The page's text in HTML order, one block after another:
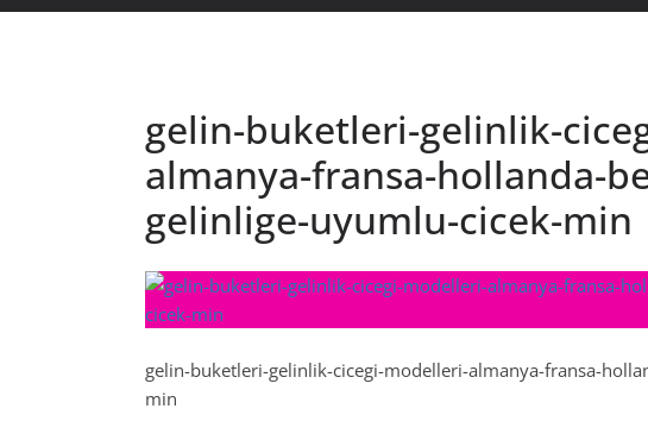
gelin-buketleri-gelinlik-
almanya-fransa-hollanda-
gelinlige-uyumlu-cicek-min
gelin-buketleri-gelinlik-cicegi-modelleri-almanya-fransa-
min